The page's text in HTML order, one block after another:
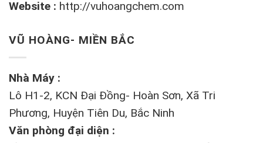
Website : http://vuhoangchem.com
VŨ HOÀNG- MIỀN BẮC
Nhà Máy :
Lô H1-2, KCN Đại Đồng- Hoàn Sơn, Xã Tri
Phương, Huyện Tiên Du, Bắc Ninh
Văn phòng đại diện :